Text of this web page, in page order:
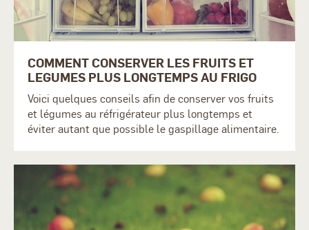
COMMENT CONSERVER LES FRUITS ET
LEGUMES PLUS LONGTEMPS AU FRIGO
Voici quelques conseils afin de conserver vos fruits
et légumes au réfrigérateur plus longtemps et
éviter autant que possible le gaspillage alimentaire.